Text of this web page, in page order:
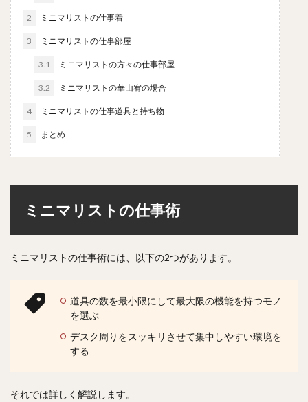
2 ミニマリストの仕事着
3 ミニマリストの仕事部屋
3.1 ミニマリストの方々の仕事部屋
3.2 ミニマリストの華山宥の場合
4 ミニマリストの仕事道具と持ち物
5 まとめ
ミニマリストの仕事術
ミニマリストの仕事術には、以下の2つがあります。
道具の数を最小限にして最大限の機能を持つモノ
を選ぶ
デスク周りをスッキリさせて集中しやすい環境を
する
それでは詳しく解説します。